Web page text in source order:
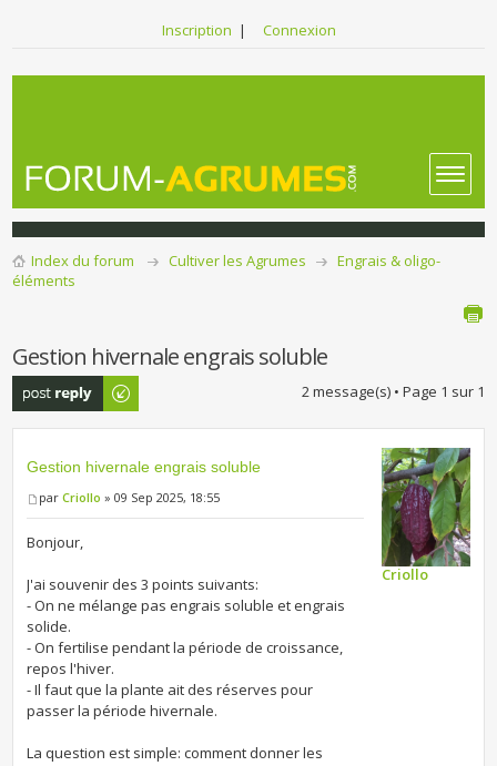
Inscription | Connexion
Index du forum Cultiver les Agrumes
Engrais & oligo-
éléments
Gestion hivernale engrais soluble
Publier une
réponse
2 message(s) • Page 1 sur 1
Gestion hivernale engrais soluble
parCriollo » 09 Sep 2025, 18:55
Bonjour,
J'ai souvenir des 3 points suivants:
- On ne mélange pas engrais soluble et engrais
solide.
- On fertilise pendant la période de croissance,
repos l'hiver.
- Il faut que la plante ait des réserves pour
passer la période hivernale.
La question est simple: comment donner les
Criollo